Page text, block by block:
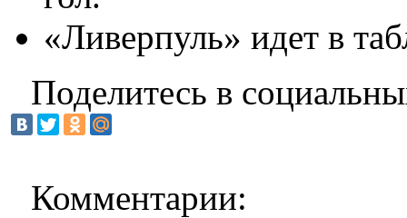
«Ливерпуль» идет в
Поделитесь в
Комментарии: